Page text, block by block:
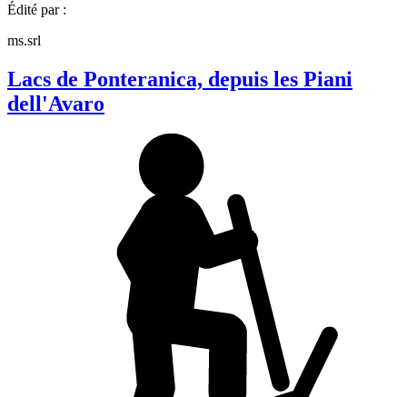
Édité par :
ms.srl
Lacs de Ponteranica, depuis les Piani
dell'Avaro